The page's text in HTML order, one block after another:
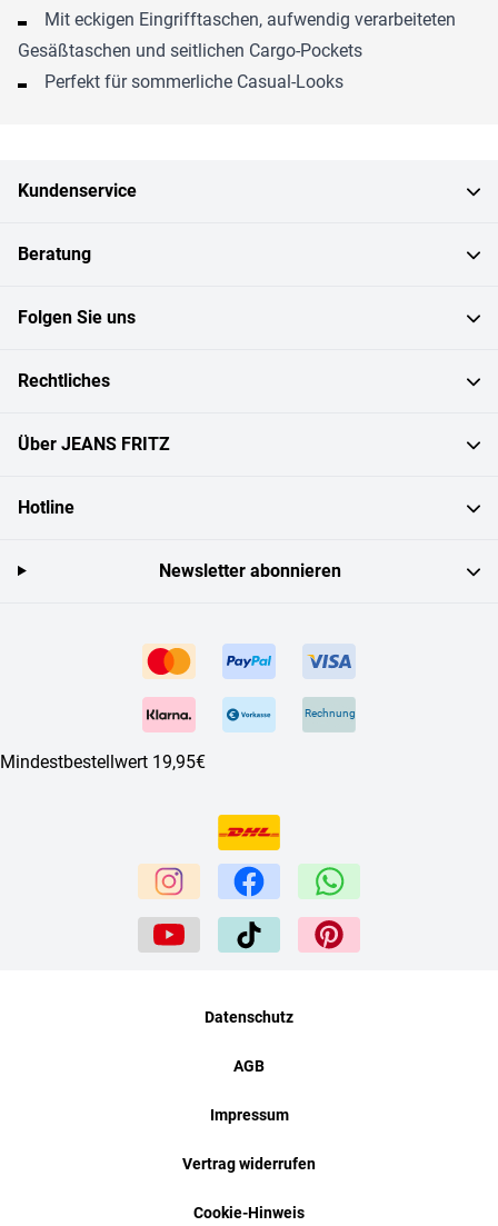
Mit eckigen Eingrifftaschen, aufwendig verarbeiteten
Gesäßtaschen und seitlichen Cargo-Pockets
Perfekt für sommerliche Casual-Looks
Kundenservice
Beratung
Folgen Sie uns
Rechtliches
Über JEANS FRITZ
Hotline
Rechnung
Mindestbestellwert 19,95€
Newsletter abonnieren
Datenschutz
AGB
Impressum
Vertrag widerrufen
Cookie-Hinweis